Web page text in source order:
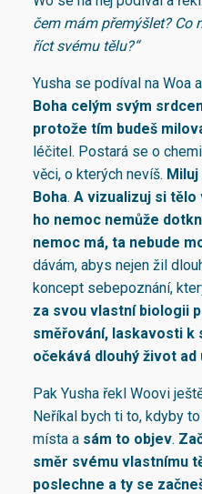
čem mám přemýšlet? Co
říct svému tělu?“
Yusha se podíval na Woa
Boha celým svým
protože tím budeš
léčitel. Postará se o
věci, o kterých nevíš.
Boha. A vizualizuj si tělo
ho nemoc nemůže
nemoc má, ta nebude
dávám, abys nejen žil
koncept sebepoznání,
za svou vlastní biologii
směřování, laskavosti k
očekává dlouhý život ad
Pak Yusha řekl Woovi
Neříkal bych ti to, kdyby
místa a sám to objev.
směr svému vlastnímu
poslechne a ty se